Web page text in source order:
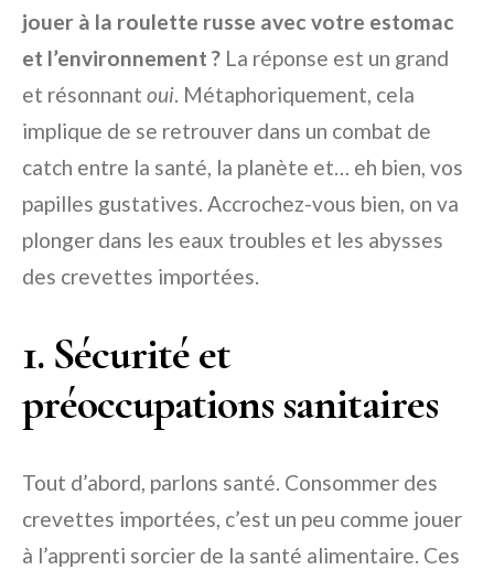
jouer à la roulette russe avec votre estomac
et l’environnement ? La réponse est un grand
et résonnant oui. Métaphoriquement, cela
implique de se retrouver dans un combat de
catch entre la santé, la planète et… eh bien, vos
papilles gustatives. Accrochez-vous bien, on va
plonger dans les eaux troubles et les abysses
des crevettes importées.
1. Sécurité et
préoccupations sanitaires
Tout d’abord, parlons santé. Consommer des
crevettes importées, c’est un peu comme jouer
à l’apprenti sorcier de la santé alimentaire. Ces